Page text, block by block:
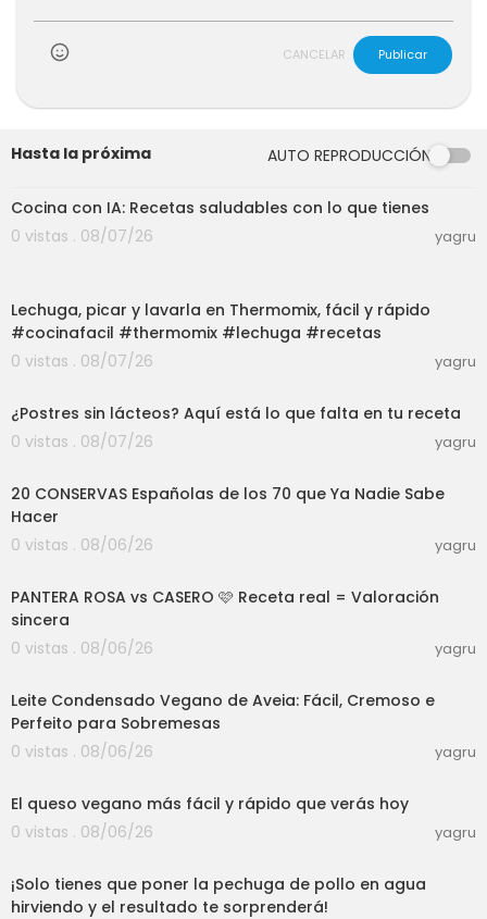
——————————————————————————
CANCELAR Publicar
Hasta la próxima AUTO REPRODUCCIÓN
03:04
Cocina con IA: Recetas saludables con lo que tienes
0 vistas . 08/07/26
yagru
Lechuga, picar y lavarla en Thermomix, fácil y rápido
#cocinafacil #thermomix #lechuga #recetas
0 vistas . 08/07/26
yagru
¿Postres sin lácteos? Aquí está lo que falta en tu receta
0 vistas . 08/07/26
yagru
20 CONSERVAS Españolas de los 70 que Ya Nadie Sabe
Hacer
0 vistas . 08/06/26
yagru
PANTERA ROSA vs CASERO 🩷 Receta real = Valoración
sincera
0 vistas . 08/06/26
yagru
Leite Condensado Vegano de Aveia: Fácil, Cremoso e
Perfeito para Sobremesas
0 vistas . 08/06/26
yagru
El queso vegano más fácil y rápido que verás hoy
0 vistas . 08/06/26
yagru
¡Solo tienes que poner la pechuga de pollo en agua
hirviendo y el resultado te sorprenderá!